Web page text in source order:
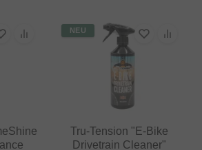
NEU
Tru-Tension "E-Bike
Drivetrain Cleaner"